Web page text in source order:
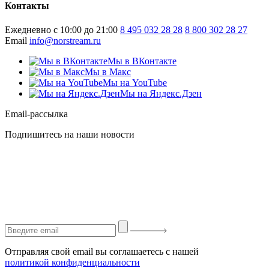
Контакты
Ежедневно с 10:00 до 21:00 8 495 032 28 28 8 800 302 28 27
Email info@norstream.ru
Мы в ВКонтакте
Мы в Макс
Мы на YouTube
Мы на Яндекс.Дзен
Email-рассылка
Подпишитесь на наши новости
Отправляя свой email вы соглашаетесь с нашей
политикой конфиденциальности